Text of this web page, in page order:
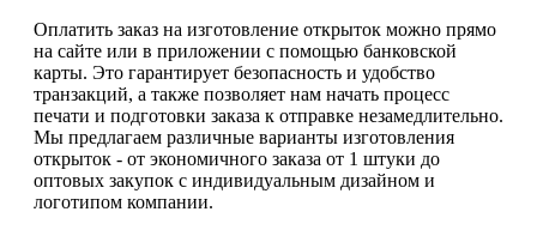
Оплатить заказ на изготовление открыток можно прямо
на сайте или в приложении с помощью банковской
карты. Это гарантирует безопасность и удобство
транзакций, а также позволяет нам начать процесс
печати и подготовки заказа к отправке незамедлительно.
Мы предлагаем различные варианты изготовления
открыток - от экономичного заказа от 1 штуки до
оптовых закупок с индивидуальным дизайном и
логотипом компании.